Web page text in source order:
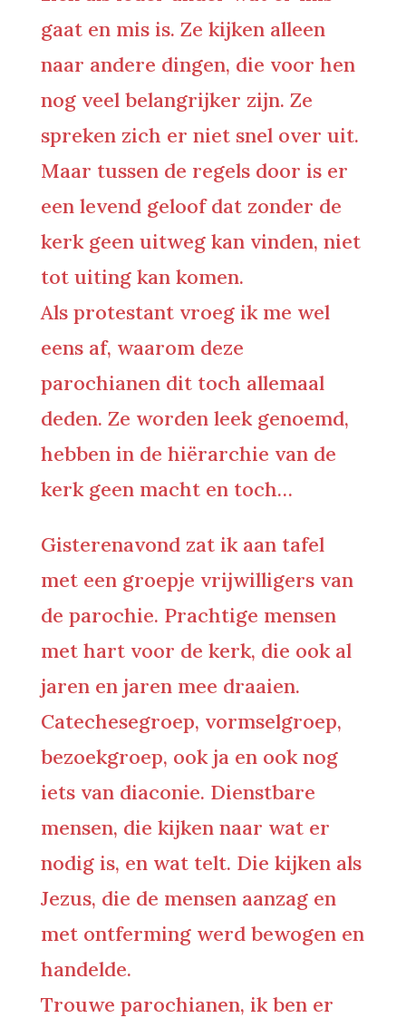
gaat en mis is. Ze kijken alleen
naar andere dingen, die voor hen
nog veel belangrijker zijn. Ze
spreken zich er niet snel over uit.
Maar tussen de regels door is er
een levend geloof dat zonder de
kerk geen uitweg kan vinden, niet
tot uiting kan komen.
Als protestant vroeg ik me wel
eens af, waarom deze
parochianen dit toch allemaal
deden. Ze worden leek genoemd,
hebben in de hiërarchie van de
kerk geen macht en toch…
Gisterenavond zat ik aan tafel
met een groepje vrijwilligers van
de parochie. Prachtige mensen
met hart voor de kerk, die ook al
jaren en jaren mee draaien.
Catechesegroep, vormselgroep,
bezoekgroep, ook ja en ook nog
iets van diaconie. Dienstbare
mensen, die kijken naar wat er
nodig is, en wat telt. Die kijken als
Jezus, die de mensen aanzag en
met ontferming werd bewogen en
handelde.
Trouwe parochianen, ik ben er